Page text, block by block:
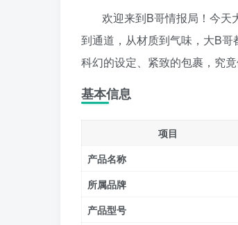
欢迎来到B哥情报局！今天
到通道，从材质到气味，大B哥
科幻的设定、紧致的包裹，究
基本信息
项目
产品名称
所属品牌
产品型号